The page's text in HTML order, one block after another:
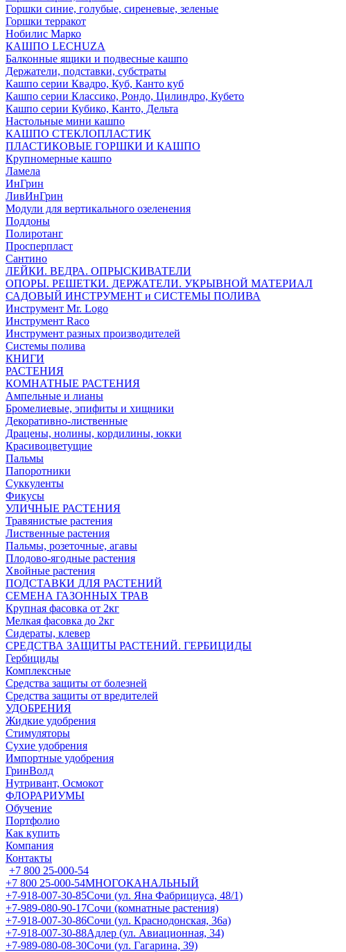
Горшки синие, голубые, сиреневые, зеленые
Горшки терракот
Нобилис Марко
КАШПО LECHUZA
Балконные ящики и подвесные кашпо
Держатели, подставки, субстраты
Кашпо серии Квадро, Куб, Канто куб
Кашпо серии Классико, Рондо, Цилиндро, Кубето
Кашпо серии Кубико, Канто, Дельта
Настольные мини кашпо
КАШПО СТЕКЛОПЛАСТИК
ПЛАСТИКОВЫЕ ГОРШКИ И КАШПО
Крупномерные кашпо
Ламела
ИнГрин
ЛивИнГрин
Модули для вертикального озеленения
Поддоны
Полиротанг
Просперпласт
Сантино
ЛЕЙКИ. ВЕДРА. ОПРЫСКИВАТЕЛИ
ОПОРЫ. РЕШЕТКИ. ДЕРЖАТЕЛИ. УКРЫВНОЙ МАТЕРИАЛ
САДОВЫЙ ИНСТРУМЕНТ и СИСТЕМЫ ПОЛИВА
Инструмент Mr. Logo
Инструмент Raco
Инструмент разных производителей
Системы полива
КНИГИ
РАСТЕНИЯ
КОМНАТНЫЕ РАСТЕНИЯ
Ампельные и лианы
Бромелиевые, эпифиты и хищники
Декоративно-лиственные
Драцены, нолины, кордилины, юкки
Красивоцветущие
Пальмы
Папоротники
Суккуленты
Фикусы
УЛИЧНЫЕ РАСТЕНИЯ
Травянистые растения
Лиственные растения
Пальмы, розеточные, агавы
Плодово-ягодные растения
Хвойные растения
ПОДСТАВКИ ДЛЯ РАСТЕНИЙ
СЕМЕНА ГАЗОННЫХ ТРАВ
Крупная фасовка от 2кг
Мелкая фасовка до 2кг
Сидераты, клевер
СРЕДСТВА ЗАЩИТЫ РАСТЕНИЙ. ГЕРБИЦИДЫ
Гербициды
Комплексные
Средства защиты от болезней
Средства защиты от вредителей
УДОБРЕНИЯ
Жидкие удобрения
Стимуляторы
Сухие удобрения
Импортные удобрения
ГринВолд
Нутривант, Осмокот
ФЛОРАРИУМЫ
Обучение
Портфолио
Как купить
Компания
Контакты
+7 800 25-000-54
+7 800 25-000-54МНОГОКАНАЛЬНЫЙ
+7-918-007-30-85Сочи (ул. Яна Фабрициуса, 48/1)
+7-989-080-90-17Сочи (комнатные растения)
+7-918-007-30-86Сочи (ул. Краснодонская, 36а)
+7-918-007-30-88Адлер (ул. Авиационная, 34)
+7-989-080-08-30Сочи (ул. Гагарина, 39)